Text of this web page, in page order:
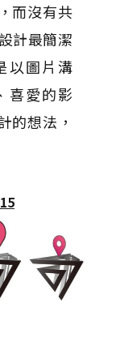
而沒有共
計最簡潔
以圖片溝
喜愛的影
的想法，